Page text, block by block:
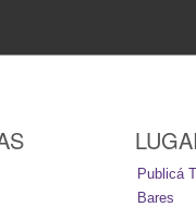
Publicá
Bares